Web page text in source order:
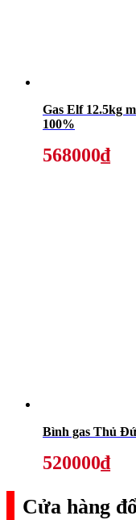
Gas Elf 12.5kg
100%
568000₫
Bình gas Thủ
520000₫
Cửa hàng